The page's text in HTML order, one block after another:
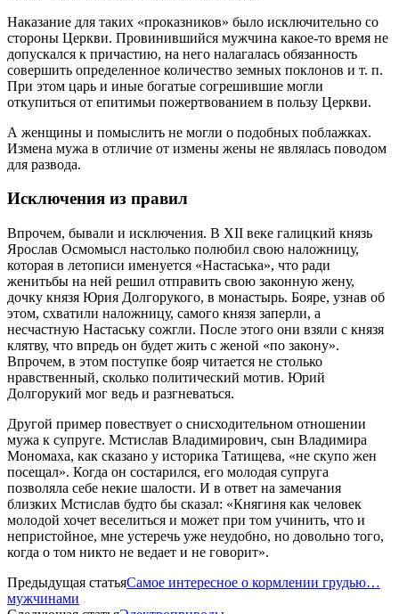
Наказание для таких «проказников» было исключительно со
стороны Церкви. Провинившийся мужчина какое-то время не
допускался к причастию, на него налагалась обязанность
совершить определенное количество земных поклонов и т. п.
При этом царь и иные богатые согрешившие могли
откупиться от епитимьи пожертвованием в пользу Церкви.
А женщины и помыслить не могли о подобных поблажках.
Измена мужа в отличие от измены жены не являлась поводом
для развода.
Исключения из правил
Впрочем, бывали и исключения. В XII веке галицкий князь
Ярослав Осмомысл настолько полюбил свою наложницу,
которая в летописи именуется «Настаська», что ради
женитьбы на ней решил отправить свою законную жену,
дочку князя Юрия Долгорукого, в монастырь. Бояре, узнав об
этом, схватили наложницу, самого князя заперли, а
несчастную Настаську сожгли. После этого они взяли с князя
клятву, что впредь он будет жить с женой «по закону».
Впрочем, в этом поступке бояр читается не столько
нравственный, сколько политический мотив. Юрий
Долгорукий мог ведь и разгневаться.
Другой пример повествует о снисходительном отношении
мужа к супруге. Мстислав Владимирович, сын Владимира
Мономаха, как сказано у историка Татищева, «не скупо жен
посещал». Когда он состарился, его молодая супруга
позволяла себе некие шалости. И в ответ на замечания
близких Мстислав будто бы сказал: «Княгиня как человек
молодой хочет веселиться и может при том учинить, что и
непристойное, мне устеречь уже неудобно, но довольно того,
когда о том никто не ведает и не говорит».
Предыдущая статьяСамое интересное о кормлении грудью…
мужчинами